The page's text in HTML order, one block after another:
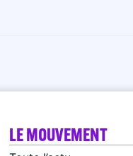
LE MOUVEMENT